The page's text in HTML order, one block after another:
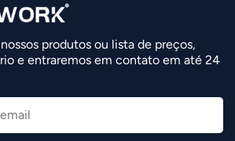
produtos ou lista de preços,
e entraremos em contato em até 24